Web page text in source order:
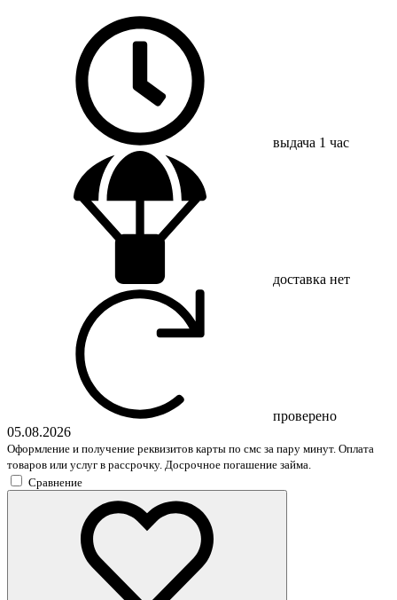
выдача 1 час
доставка нет
проверено
05.08.2026
Оформление и получение реквизитов карты по смс за пару минут. Оплата
товаров или услуг в рассрочку. Досрочное погашение займа.
Сравнение